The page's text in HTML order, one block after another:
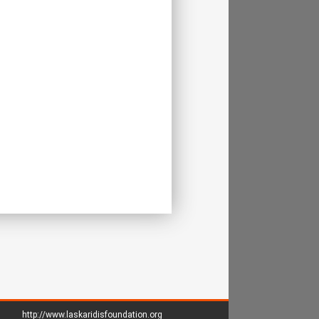
http://www.laskaridisfoundation.org